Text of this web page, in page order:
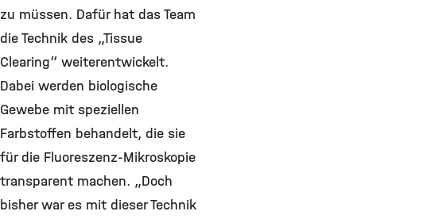
zu müssen. Dafür hat das Team
die Technik des „Tissue
Clearing“ weiterentwickelt.
Dabei werden biologische
Gewebe mit speziellen
Farbstoffen behandelt, die sie
für die Fluoreszenz-Mikroskopie
transparent machen. „Doch
bisher war es mit dieser Technik